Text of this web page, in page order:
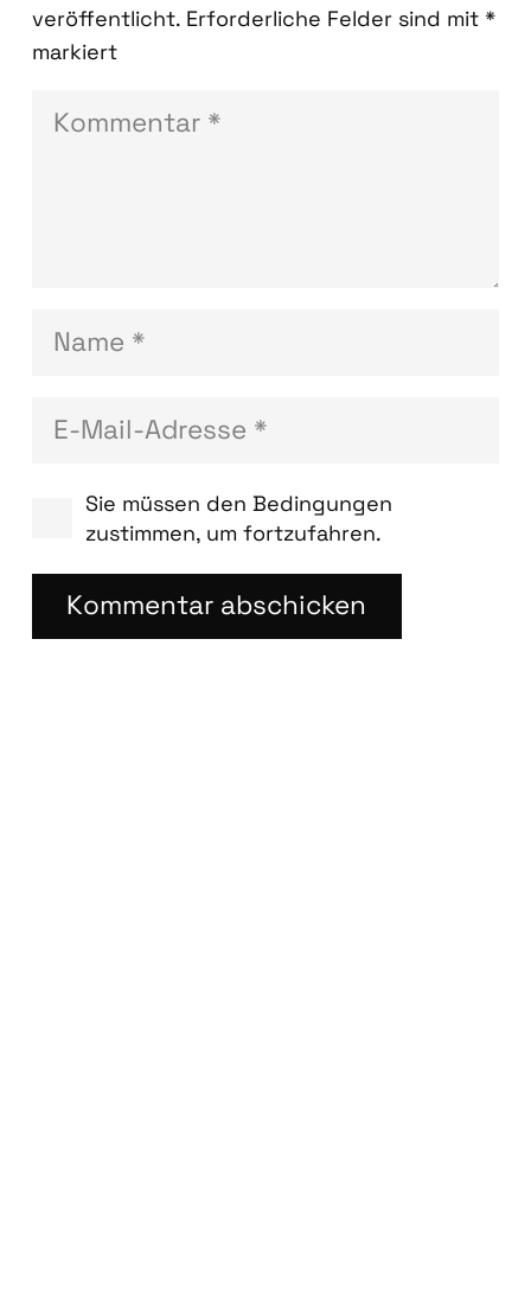
veröffentlicht. Erforderliche Felder sind mit *
markiert
Sie müssen den Bedingungen
zustimmen, um fortzufahren.
Kommentar abschicken